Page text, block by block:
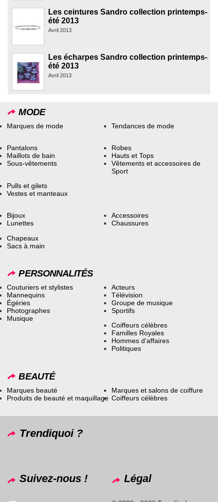
Les ceintures Sandro collection printemps-
été 2013
Avril 2013
Les écharpes Sandro collection printemps-
été 2013
Avril 2013
MODE
Marques de mode Tendances de mode
Pantalons
Maillots de bain
Sous-vêtements
Robes
Hauts et Tops
Vêtements et accessoires de
Sport
Pulls et gilets
Vestes et manteaux
Bijoux
Lunettes
Accessoires
Chaussures
Chapeaux
Sacs à main
PERSONNALITÉS
Couturiers et stylistes
Mannequins
Égéries
Photographes
Musique
Acteurs
Télévision
Groupe de musique
Sportifs
Coiffeurs célèbres
Familles Royales
Hommes d’affaires
Politiques
BEAUTÉ
Marques beauté
Produits de beauté et maquillage
Marques et salons de coiffure
Coiffeurs célèbres
Trendiquoi ?
Suivez-nous ! Légal